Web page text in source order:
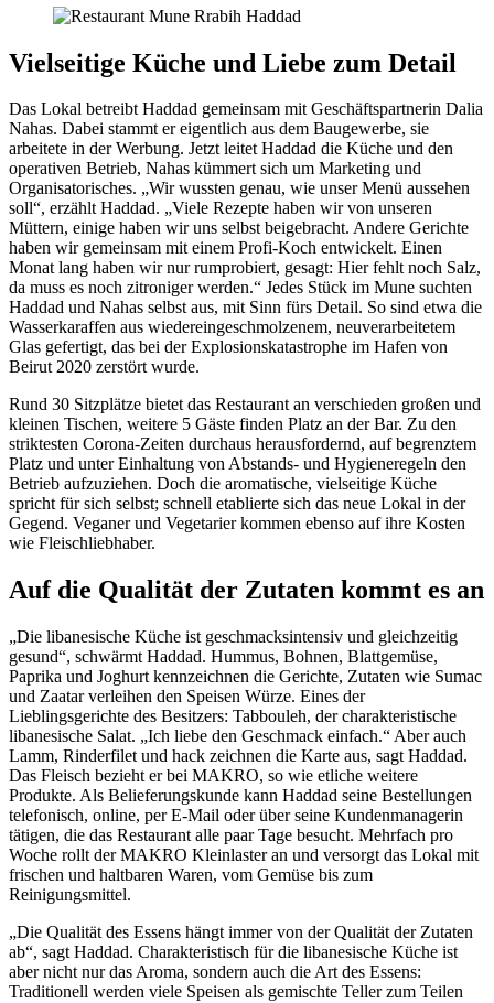
Vielseitige Küche und Liebe zum Detail
Das Lokal betreibt Haddad gemeinsam mit Geschäftspartnerin Dalia
Nahas. Dabei stammt er eigentlich aus dem Baugewerbe, sie
arbeitete in der Werbung. Jetzt leitet Haddad die Küche und den
operativen Betrieb, Nahas kümmert sich um Marketing und
Organisatorisches. „Wir wussten genau, wie unser Menü aussehen
soll“, erzählt Haddad. „Viele Rezepte haben wir von unseren
Müttern, einige haben wir uns selbst beigebracht. Andere Gerichte
haben wir gemeinsam mit einem Profi-Koch entwickelt. Einen
Monat lang haben wir nur rumprobiert, gesagt: Hier fehlt noch Salz,
da muss es noch zitroniger werden.“ Jedes Stück im Mune suchten
Haddad und Nahas selbst aus, mit Sinn fürs Detail. So sind etwa die
Wasserkaraffen aus wiedereingeschmolzenem, neuverarbeitetem
Glas gefertigt, das bei der Explosionskatastrophe im Hafen von
Beirut 2020 zerstört wurde.
Rund 30 Sitzplätze bietet das Restaurant an verschieden großen und
kleinen Tischen, weitere 5 Gäste finden Platz an der Bar. Zu den
striktesten Corona-Zeiten durchaus herausfordernd, auf begrenztem
Platz und unter Einhaltung von Abstands- und Hygieneregeln den
Betrieb aufzuziehen. Doch die aromatische, vielseitige Küche
spricht für sich selbst; schnell etablierte sich das neue Lokal in der
Gegend. Veganer und Vegetarier kommen ebenso auf ihre Kosten
wie Fleischliebhaber.
Auf die Qualität der Zutaten kommt es an
„Die libanesische Küche ist geschmacksintensiv und gleichzeitig
gesund“, schwärmt Haddad. Hummus, Bohnen, Blattgemüse,
Paprika und Joghurt kennzeichnen die Gerichte, Zutaten wie Sumac
und Zaatar verleihen den Speisen Würze. Eines der
Lieblingsgerichte des Besitzers: Tabbouleh, der charakteristische
libanesische Salat. „Ich liebe den Geschmack einfach.“ Aber auch
Lamm, Rinderfilet und hack zeichnen die Karte aus, sagt Haddad.
Das Fleisch bezieht er bei MAKRO, so wie etliche weitere
Produkte. Als Belieferungskunde kann Haddad seine Bestellungen
telefonisch, online, per E-Mail oder über seine Kundenmanagerin
tätigen, die das Restaurant alle paar Tage besucht. Mehrfach pro
Woche rollt der MAKRO Kleinlaster an und versorgt das Lokal mit
frischen und haltbaren Waren, vom Gemüse bis zum
Reinigungsmittel.
„Die Qualität des Essens hängt immer von der Qualität der Zutaten
ab“, sagt Haddad. Charakteristisch für die libanesische Küche ist
aber nicht nur das Aroma, sondern auch die Art des Essens:
Traditionell werden viele Speisen als gemischte Teller zum Teilen